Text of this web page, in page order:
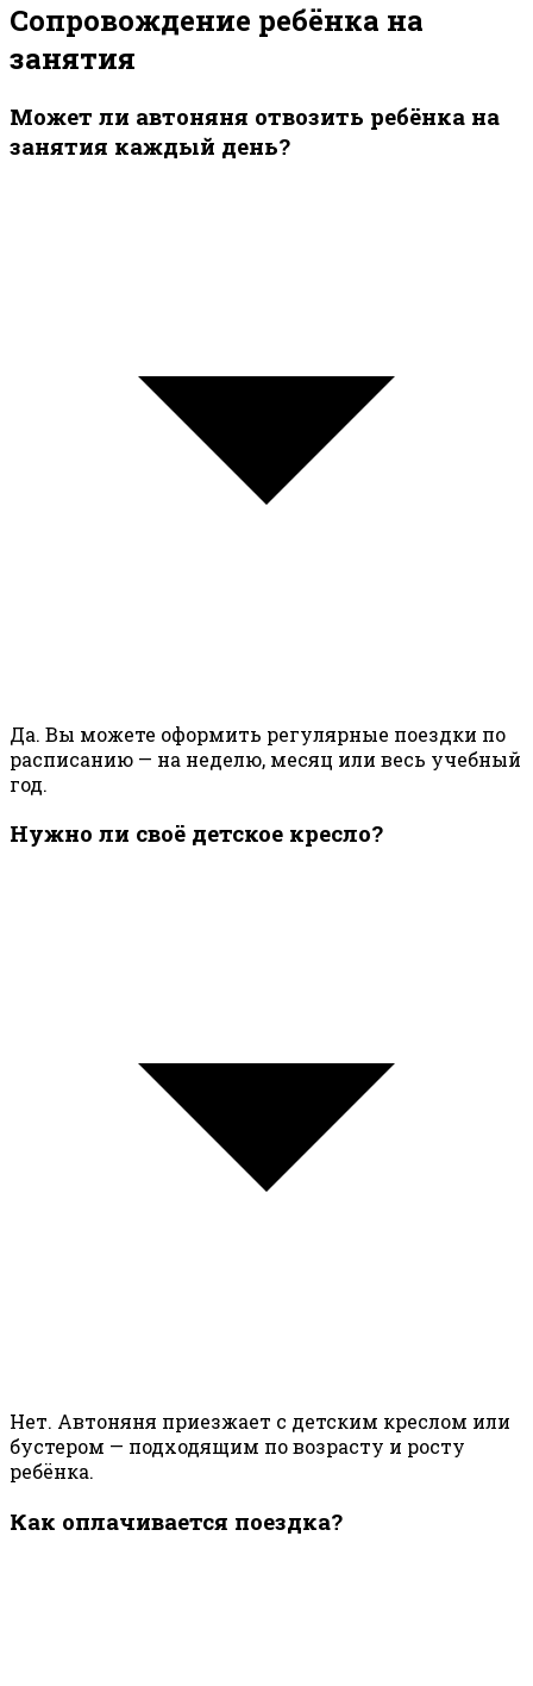
Сопровождение ребёнка на
занятия
Может ли автоняня отвозить ребёнка на
занятия каждый день?
Да. Вы можете оформить регулярные поездки по
расписанию — на неделю, месяц или весь учебный
год.
Нужно ли своё детское кресло?
Нет. Автоняня приезжает с детским креслом или
бустером — подходящим по возрасту и росту
ребёнка.
Как оплачивается поездка?